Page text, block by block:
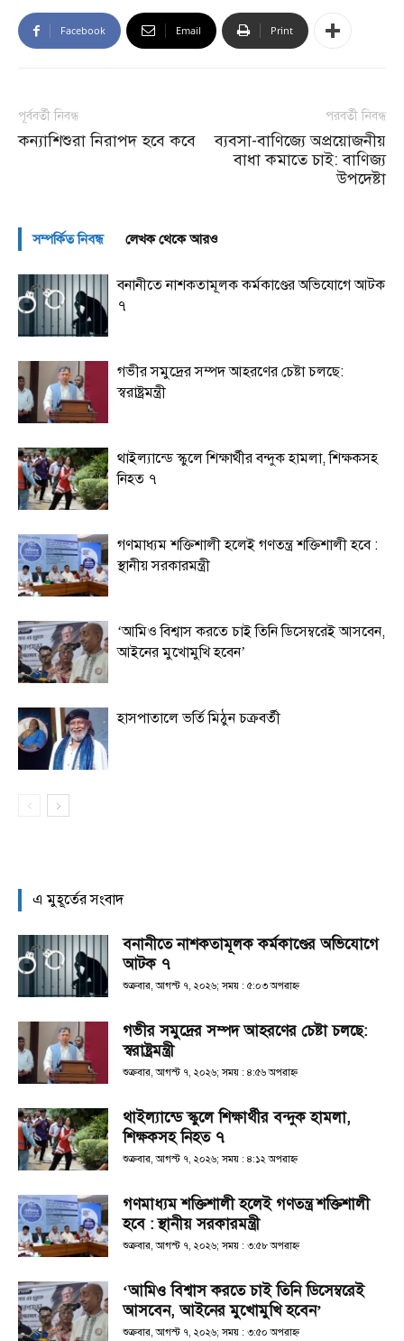
Facebook Email Print
পূর্ববর্তী নিবন্ধ
কন্যাশিশুরা নিরাপদ হবে কবে
পরবর্তী নিবন্ধ
ব্যবসা-বাণিজ্যে অপ্রয়োজনীয়
বাধা কমাতে চাই: বাণিজ্য
উপদেষ্টা
সম্পর্কিত নিবন্ধ লেখক থেকে আরও
বনানীতে নাশকতামূলক কর্মকাণ্ডের অভিযোগে আটক
৭
গভীর সমুদ্রের সম্পদ আহরণের চেষ্টা চলছে:
স্বরাষ্ট্রমন্ত্রী
থাইল্যান্ডে স্কুলে শিক্ষার্থীর বন্দুক হামলা, শিক্ষকসহ
নিহত ৭
গণমাধ্যম শক্তিশালী হলেই গণতন্ত্র শক্তিশালী হবে :
স্থানীয় সরকারমন্ত্রী
‘আমিও বিশ্বাস করতে চাই তিনি ডিসেম্বরেই আসবেন,
আইনের মুখোমুখি হবেন’
হাসপাতালে ভর্তি মিঠুন চক্রবর্তী
এ মুহূর্তের সংবাদ
বনানীতে নাশকতামূলক কর্মকাণ্ডের অভিযোগে
আটক ৭
শুক্রবার, আগস্ট ৭, ২০২৬; সময় : ৫:০৩ অপরাহ্ণ
গভীর সমুদ্রের সম্পদ আহরণের চেষ্টা চলছে:
স্বরাষ্ট্রমন্ত্রী
শুক্রবার, আগস্ট ৭, ২০২৬; সময় : ৪:৫৬ অপরাহ্ণ
থাইল্যান্ডে স্কুলে শিক্ষার্থীর বন্দুক হামলা,
শিক্ষকসহ নিহত ৭
শুক্রবার, আগস্ট ৭, ২০২৬; সময় : ৪:১২ অপরাহ্ণ
গণমাধ্যম শক্তিশালী হলেই গণতন্ত্র শক্তিশালী
হবে : স্থানীয় সরকারমন্ত্রী
শুক্রবার, আগস্ট ৭, ২০২৬; সময় : ৩:৫৮ অপরাহ্ণ
‘আমিও বিশ্বাস করতে চাই তিনি ডিসেম্বরেই
আসবেন, আইনের মুখোমুখি হবেন’
শুক্রবার, আগস্ট ৭, ২০২৬; সময় : ৩:৫০ অপরাহ্ণ